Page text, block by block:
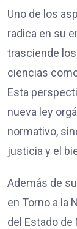
Uno de los
radica en su
trasciende
ciencias
Esta
nueva ley
normativo,
justicia y el
Además de
en Torno a la
del Estado